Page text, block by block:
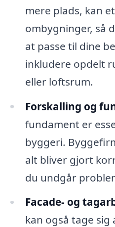
mere plads, kan
ombygninger, så
at passe til dine
inkludere opdelt
eller loftsrum.
Forskalling og
fundament er
byggeri.
alt bliver gjort
du undgår
Facade- og
kan også tage sig